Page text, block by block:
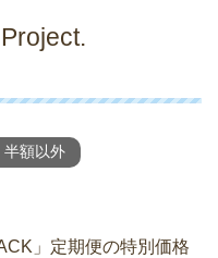
半額以外
」定期便の特別価格